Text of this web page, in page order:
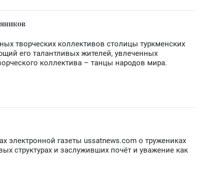
творческих коллективов столицы туркменских
его талантливых жителей, увлеченных
коллектива – танцы народов мира.
электронной газеты ussatnews.com о тружениках
структурах и заслуживших почёт и уважение как